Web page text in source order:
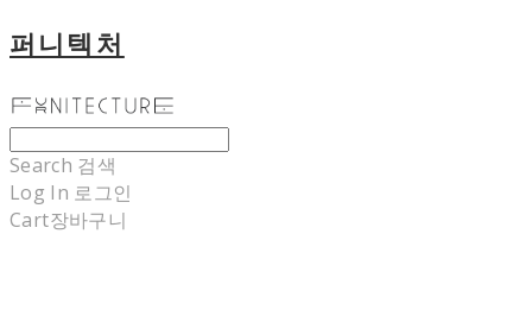
퍼니텍처
Search 검색
Log In 로그인
Cart장바구니